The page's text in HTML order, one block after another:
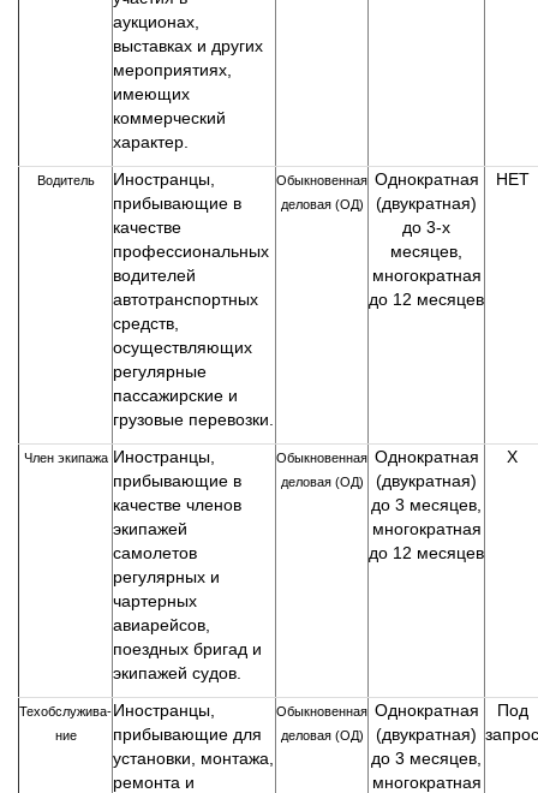
аукционах,
выставках и других
мероприятиях,
имеющих
коммерческий
характер.
Водитель
Иностранцы,
прибывающие в
качестве
профессиональных
водителей
автотранспортных
средств,
осуществляющих
регулярные
пассажирские и
грузовые перевозки.
Обыкновенная
деловая (ОД)
Однократная
(двукратная)
до 3-х
месяцев,
многократная
до 12 месяцев
НЕТ
Член экипажа Иностранцы,
прибывающие в
качестве членов
экипажей
самолетов
регулярных и
чартерных
авиарейсов,
поездных бригад и
экипажей судов.
Обыкновенная
деловая (ОД)
Однократная
(двукратная)
до 3 месяцев,
многократная
до 12 месяцев
Х
Техобслужива-
ние
Иностранцы,
прибывающие для
установки, монтажа,
ремонта и
Обыкновенная
деловая (ОД)
Однократная
(двукратная)
до 3 месяцев,
многократная
Под
запрос